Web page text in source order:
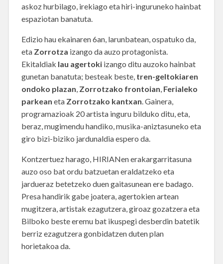
askoz hurbilago, irekiago eta hiri-inguruneko hainbat
espaziotan banatuta.
Edizio hau ekainaren 6an, larunbatean, ospatuko da,
eta Zorrotza izango da auzo protagonista.
Ekitaldiak lau agertokiizango ditu auzoko hainbat
gunetan banatuta; besteak beste, tren-geltokiaren
ondoko plazan, Zorrotzako frontoian, Ferialeko
parkean eta Zorrotzako kantxan. Gainera,
programazioak 20 artista inguru bilduko ditu, eta,
beraz, mugimendu handiko, musika-aniztasuneko eta
giro bizi-biziko jardunaldia espero da.
Kontzertuez harago, HIRIANen erakargarritasuna
auzo oso bat ordu batzuetan eraldatzeko eta
jardueraz betetzeko duen gaitasunean ere badago.
Presa handirik gabe joatera, agertokien artean
mugitzera, artistak ezagutzera, giroaz gozatzera eta
Bilboko beste eremu bat ikuspegi desberdin batetik
berriz ezagutzera gonbidatzen duten plan
horietakoa da.